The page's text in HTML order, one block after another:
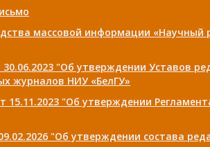
массовой информации «Научный
"Об утверждении Уставов
журналов НИУ «БелГУ»
15.11.2023 "Об утверждении
"Об утверждении состава